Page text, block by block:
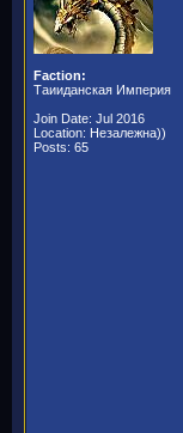
Faction:
Таииданская Империя
Join Date: Jul 2016
Location: Незалежна))
Posts: 65